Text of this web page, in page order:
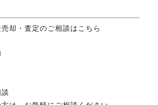
却・査定のご相談はこちら